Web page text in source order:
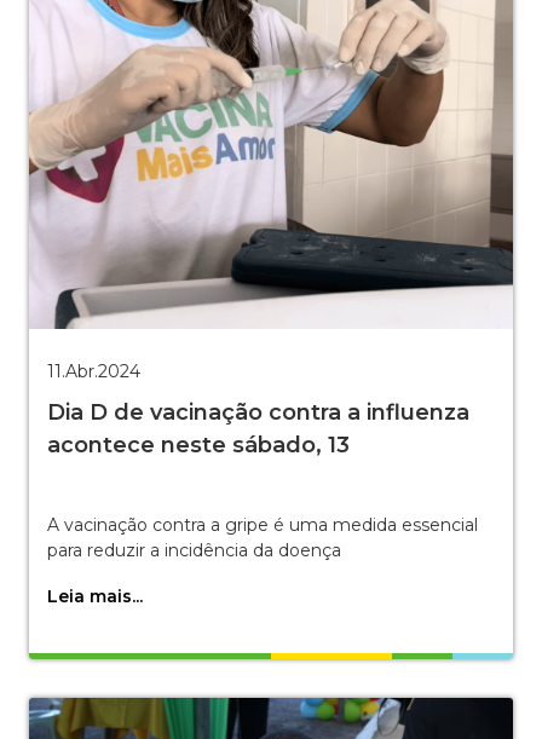
11.Abr.2024
Dia D de vacinação contra a influenza
acontece neste sábado, 13
A vacinação contra a gripe é uma medida essencial
para reduzir a incidência da doença
Leia mais...